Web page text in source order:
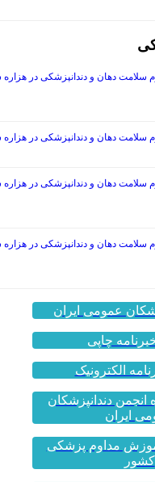
سلامت دهان و دندانپزشکی در هزاره
سلامت دهان و دندانپزشکی در
سلامت دهان و دندانپزشکی در هزاره
سلامت دهان و دندانپزشکی در
عمومی ایران
چاپی
الکترونیک
انجمن دندانپزشکان
ایران
مداوم پزشکی
کشور